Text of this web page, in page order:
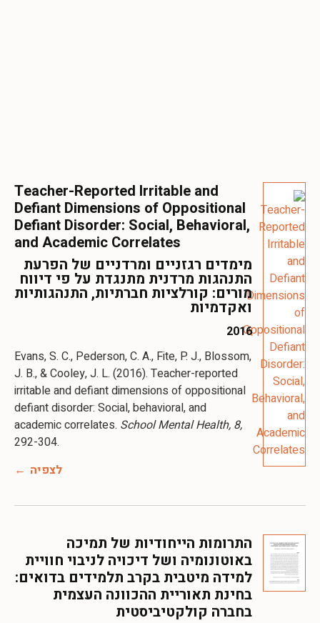
Teacher-Reported Irritable and
Defiant Dimensions of Oppositional
Defiant Disorder: Social, Behavioral,
and Academic Correlates
מימדים רגזניים ומרדניים של הפרעת
התנהגות מרדנית מתנגדת על פי דיווח
מורים: קורלציות חברתיות, התנהגותיות
ואקדמיות
2016
Evans, S. C., Pederson, C. A., Fite, P. J., Blossom,
J. B., & Cooley, J. L. (2016). Teacher-reported
irritable and defiant dimensions of oppositional
defiant disorder: Social, behavioral, and
academic correlates. School Mental Health, 8,
292-304.
לצפיה
התרומות הייחודיות של תמיכה
באוטונומיה ושל דיכויה לניבוי חוויית
למידה מיטבית בקרב תלמידים בדואים:
בחינת תאוריית ההכוונה העצמית
בחברה קולקטיביסטית